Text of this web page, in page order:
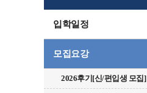
입학일정
모집요강
2026후기[신/편입생 모집]